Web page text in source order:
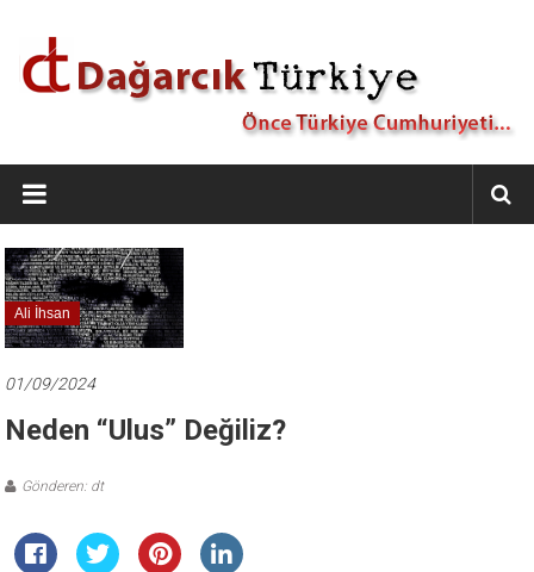
Dağarcık
Türkiye
Önce
Türkiye
Cumhuriyeti…
Ali İhsan
01/09/2024
Neden “Ulus” Değiliz?
Gönderen: dt